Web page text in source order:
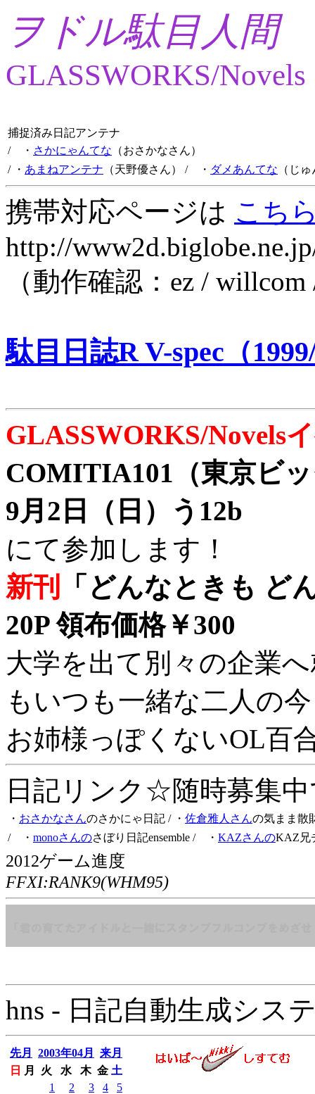
ヲドル駄目人間
GLASSWORKS/Novels
捕捉済み日記アンテナ
/ ・ さかにゃんてな （おさかなさん）
/ ・ あまねアンテナ （天野優さん） / ・ ダメあんてな （じ
携帯対応ページは こち
http://
（動作確認：ez /
駄目日誌R V-spec（
GLASSWORKS/Novels
COMITIA101（東京ビ
9月2日（日）う12b
にて参加します！
新刊
「どんなときも ど
20P 領布価格￥300
大学を出て別々の企業
もいつも一緒な二人の
お姉様っぽくないOL百
日記リンク☆随時募集
・ おさかなさんのさかにゃ日記 / ・ 佐倉雅人さんの気まま散
/ ・ monoさんのさぼり日記ensemble / ・ KAZさんのKAZ兄
2012ゲーム進度
FFXI:RANK9(WHM95)
hns - 日記自動生成シス
先月 2003年04月
来月
日
月 火 水 木 金 土
1
2 3 4
5